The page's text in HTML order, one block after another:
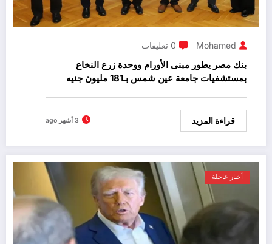
Mohamed 0 تعليقات
بنك مصر يطور مبنى الأورام ووحدة زرع النخاع
بمستشفيات جامعة عين شمس بـ181 مليون جنيه
قراءة المزيد 3 أشهر ago
أخبار عاجلة